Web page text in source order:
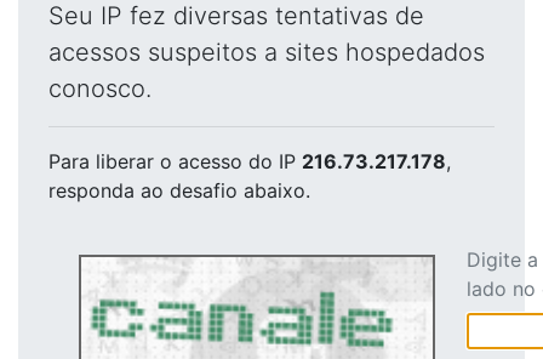
Seu IP fez diversas tentativas de
acessos suspeitos a sites hospedados
conosco.
Para liberar o acesso do IP 216.73.217.178,
responda ao desafio abaixo.
Digite
lado no